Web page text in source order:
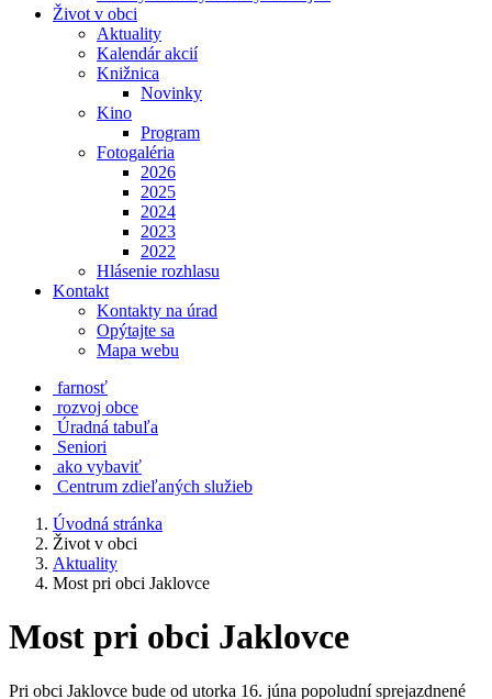
Život v obci
Aktuality
Kalendár akcií
Knižnica
Novinky
Kino
Program
Fotogaléria
2026
2025
2024
2023
2022
Hlásenie rozhlasu
Kontakt
Kontakty na úrad
Opýtajte sa
Mapa webu
farnosť
rozvoj obce
Úradná tabuľa
Seniori
ako vybaviť
Centrum zdieľaných služieb
Úvodná stránka
Život v obci
Aktuality
Most pri obci Jaklovce
Most pri obci Jaklovce
Pri obci Jaklovce bude od utorka 16. júna popoludní sprejazdnené